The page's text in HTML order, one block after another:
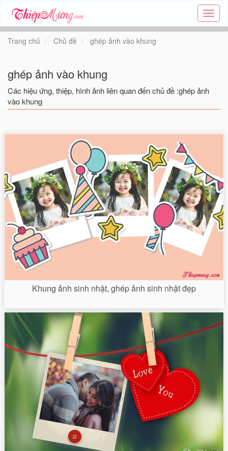
Tạo
thiệp
online
-
Trang chủ Chủ đề ghép ảnh vào khung
ghép ảnh vào khung
Các hiệu ứng, thiệp, hình ảnh liên quan đến chủ đề :ghép ảnh
vào khung
Khung ảnh sinh nhật, ghép ảnh sinh nhật đẹp